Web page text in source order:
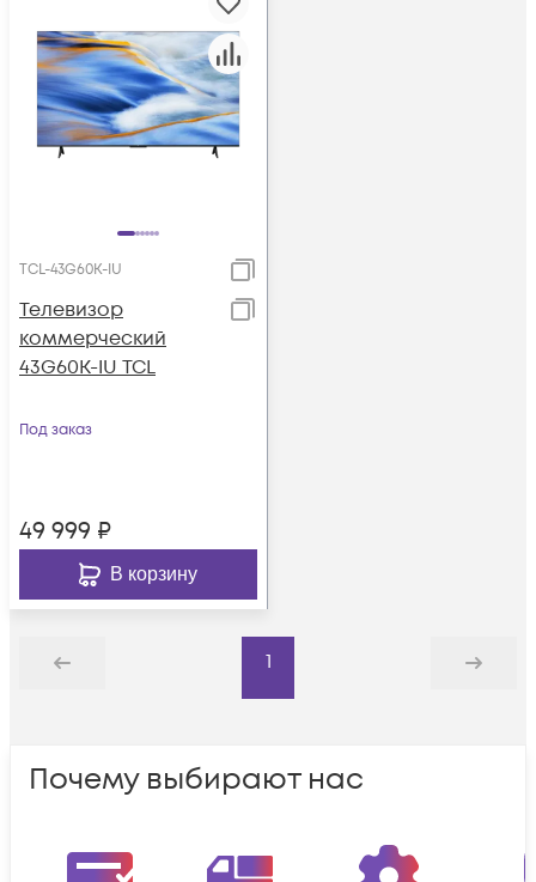
TCL-43G60K-IU
Телевизор
коммерческий
43G60K-IU TCL
Под заказ
49 999 ₽
В корзину
Назад
1
Дальше
Почему выбирают нас